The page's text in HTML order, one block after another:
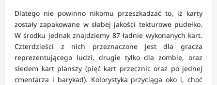
Dlatego nie powinno nikomu przeszkadzać to, iż karty
zostały zapakowane w słabej jakości tekturowe pudełko.
W środku jednak znajdziemy 87 ładnie wykonanych kart.
Czterdzieści z nich przeznaczone jest dla gracza
reprezentującego ludzi, drugie tylko dla zombie, oraz
siedem kart planszy (pięć kart przecznic oraz po jednej
cmentarza i barykad). Kolorystyka przyciąga oko i, choć